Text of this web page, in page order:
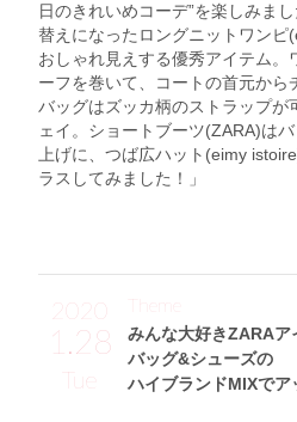
日のきれいめコーデ”を楽しみま
替えになったロングニットワンピ
おしゃれ見えする優秀アイテム。
ーフを巻いて、コートの首元か
バッグはズッカ柄のストラップが
ェイ。ショートブーツ(ZARA)
上げに、つば広ハット(eimy
ラスしてみました！」
1.28
Tue
みんな大好きZARAア
バッグ&シューズの
ハイブランドMIXで
Theme